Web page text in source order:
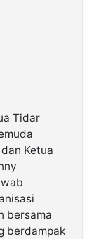
Tidar
Ketua
bersama
berdampak